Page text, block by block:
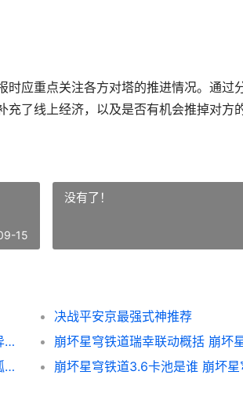
应重点关注各方对塔的推进情况。通过
了线上经济，以及是否有机会推掉对方
15
没有了！
决战平安京最强式神推荐
崩坏星穹铁道异相仲裁如何玩 崩坏星穹铁道异相仲裁活动主题概括 崩坏星穹铁道异木果实
崩坏星穹铁道孤星明尘是啥子 崩坏星穹铁道孤星明尘说明 崩坏星穹铁道孤独太空美虫